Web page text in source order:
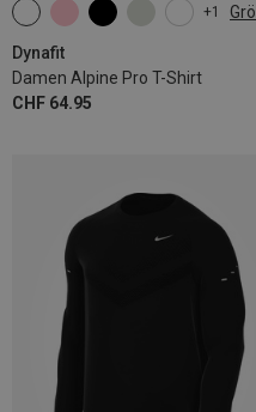
+1
Dynafit
Damen Alpine Pro T-Shirt
CHF 64.95
XS M XL